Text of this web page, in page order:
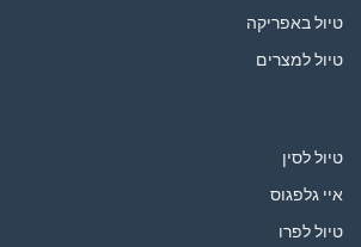
טיול באפריקה
טיול למצרים
טיול לסין
איי גלפגוס
טיול לפרו